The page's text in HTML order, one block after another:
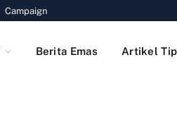
Campaign
Berita Emas Artikel